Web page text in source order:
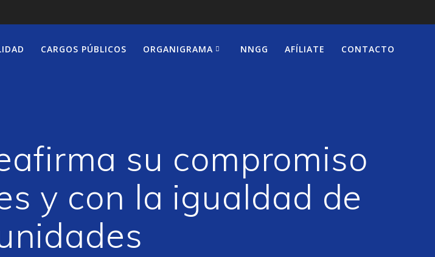
CARGOS PÚBLICOS ORGANIGRAMA NNGG AFÍLIATE CONTACTO
su compromiso
y con la igualdad de